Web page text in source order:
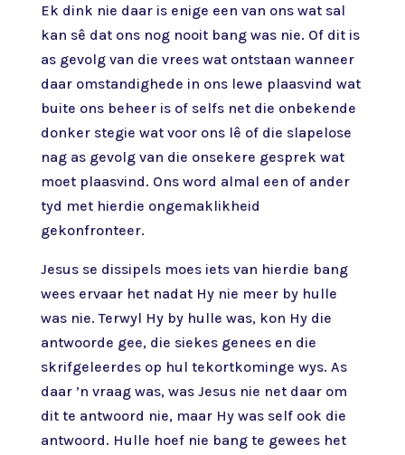
Ek dink nie daar is enige een van ons wat sal
kan sê dat ons nog nooit bang was nie. Of dit is
as gevolg van die vrees wat ontstaan wanneer
daar omstandighede in ons lewe plaasvind wat
buite ons beheer is of selfs net die onbekende
donker stegie wat voor ons lê of die slapelose
nag as gevolg van die onsekere gesprek wat
moet plaasvind. Ons word almal een of ander
tyd met hierdie ongemaklikheid
gekonfronteer.
Jesus se dissipels moes iets van hierdie bang
wees ervaar het nadat Hy nie meer by hulle
was nie. Terwyl Hy by hulle was, kon Hy die
antwoorde gee, die siekes genees en die
skrifgeleerdes op hul tekortkominge wys. As
daar ’n vraag was, was Jesus nie net daar om
dit te antwoord nie, maar Hy was self ook die
antwoord. Hulle hoef nie bang te gewees het